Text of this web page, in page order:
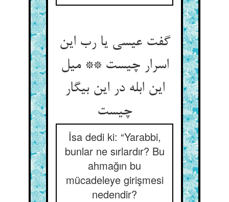
گفت عیسی یا رب این
اسرار چیست ** میل
این ابله در این بیگار
چیست‏
İsa dedi ki: “Yarabbi,
bunlar ne sırlardır? Bu
ahmağın bu
mücadeleye girişmesi
nedendir?